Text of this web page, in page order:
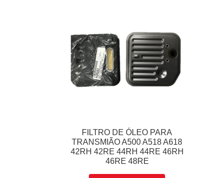
FILTRO DE ÓLEO PARA
TRANSMIÃO A500 A518 A618
42RH 42RE 44RH 44RE 46RH
46RE 48RE